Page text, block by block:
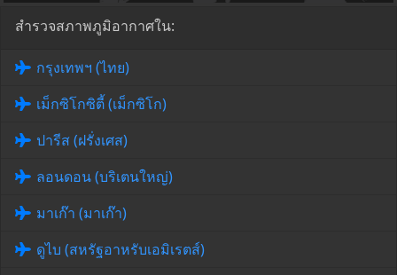
สำรวจสภาพภูมิอากาศใน:
กรุงเทพฯ (ไทย)
เม็กซิโกซิตี้ (เม็กซิโก)
ปารีส (ฝรั่งเศส)
ลอนดอน (บริเตนใหญ่)
มาเก๊า (มาเก๊า)
ดูไบ (สหรัฐอาหรับเอมิเรตส์)